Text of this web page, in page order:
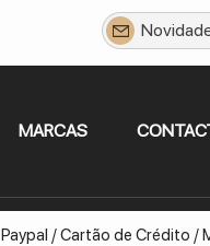
MARCAS
Paypal / Cartão de Crédito /